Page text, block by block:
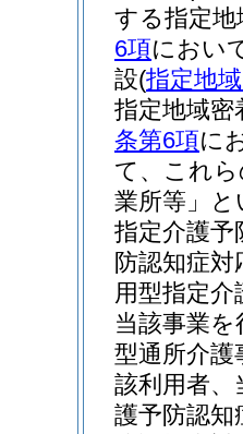
する指定
6項におい
設(指定地
指定地域密
条第6項に
て、これ
業所等」と
指定介護予
防認知症
用型指定
当該事業
型通所介護
該利用者、
護予防認知